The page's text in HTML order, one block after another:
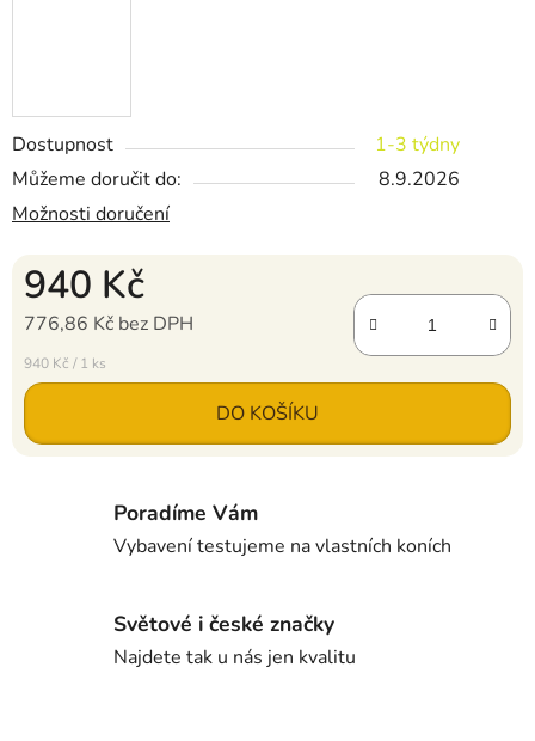
Dostupnost
1-3 týdny
Můžeme doručit do:
8.9.2026
Možnosti doručení
940 Kč
776,86 Kč bez DPH
Měrná cena:
940 Kč / 1 ks
DO KOŠÍKU
Poradíme Vám
Vybavení testujeme na vlastních koních
Světové i české značky
Najdete tak u nás jen kvalitu